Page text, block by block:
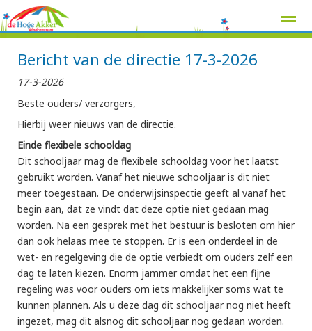
Zoeken
Bericht van de directie 17-3-2026
17-3-2026
Beste ouders/ verzorgers,
Hierbij weer nieuws van de directie.
Einde flexibele schooldag
Dit schooljaar mag de flexibele schooldag voor het laatst
gebruikt worden. Vanaf het nieuwe schooljaar is dit niet
meer toegestaan. De onderwijsinspectie geeft al vanaf het
begin aan, dat ze vindt dat deze optie niet gedaan mag
worden. Na een gesprek met het bestuur is besloten om hier
dan ook helaas mee te stoppen. Er is een onderdeel in de
wet- en regelgeving die de optie verbiedt om ouders zelf een
dag te laten kiezen. Enorm jammer omdat het een fijne
regeling was voor ouders om iets makkelijker soms wat te
kunnen plannen. Als u deze dag dit schooljaar nog niet heeft
ingezet, mag dit alsnog dit schooljaar nog gedaan worden.